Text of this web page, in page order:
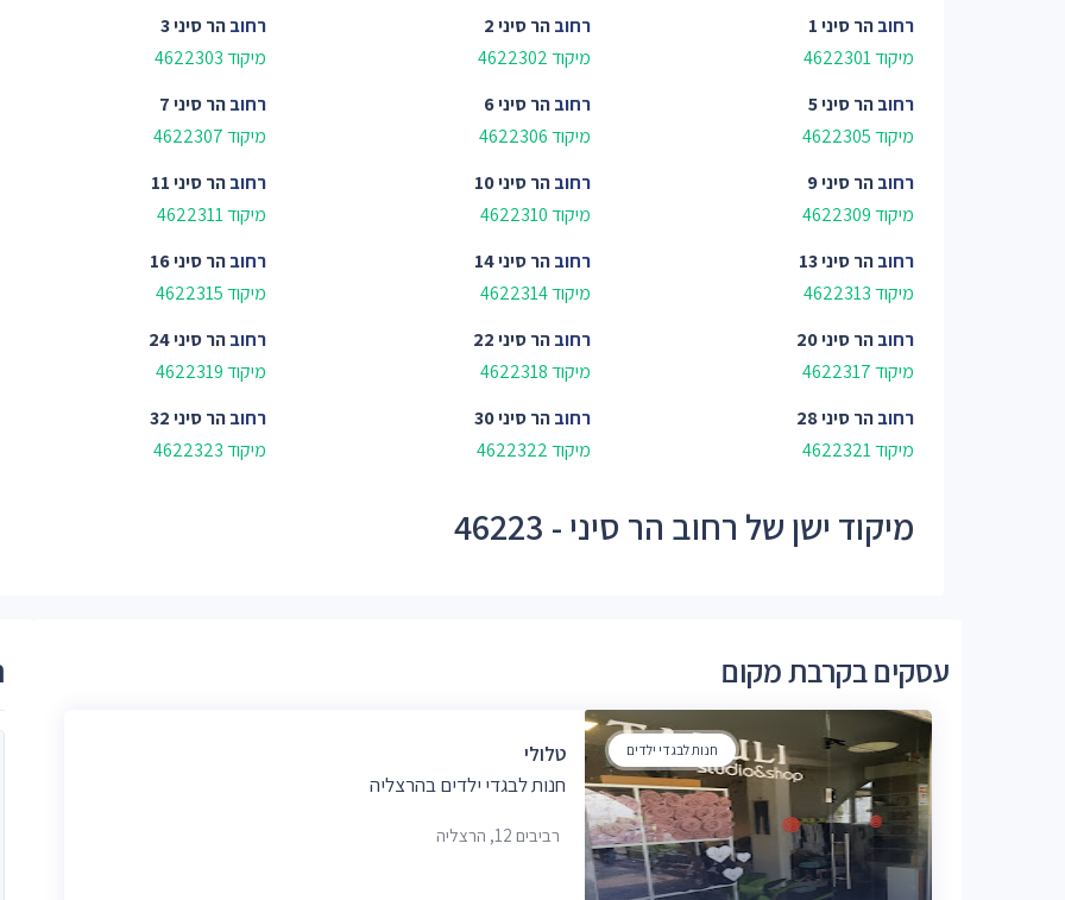
רחובהר סיני 1
מיקוד 4622301
רחובהר סיני 2
מיקוד 4622302
רחובהר סיני 3
מיקוד 4622303
רחובהר סיני 5
מיקוד 4622305
רחובהר סיני 6
מיקוד 4622306
רחובהר סיני 7
מיקוד 4622307
רחובהר סיני 9
מיקוד 4622309
רחובהר סיני 10
מיקוד 4622310
רחובהר סיני 11
מיקוד 4622311
רחובהר סיני 13
מיקוד 4622313
רחובהר סיני 14
מיקוד 4622314
רחובהר סיני 16
מיקוד 4622315
רחובהר סיני 20
מיקוד 4622317
רחובהר סיני 22
מיקוד 4622318
רחובהר סיני 24
מיקוד 4622319
רחובהר סיני 28
מיקוד 4622321
רחובהר סיני 30
מיקוד 4622322
רחובהר סיני 32
מיקוד 4622323
מיקוד ישן של רחוב הר סיני - 46223
עסקים בקרבת מקום
חנות לבגדי ילדים
טלולי
חנות לבגדי ילדים בהרצליה
רביבים 12, הרצליה